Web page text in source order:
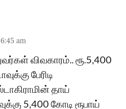
am
விவகாரம்.. ரூ.5,400
பேரிடி
தாய்
5,400 கோடி ரூபாய்